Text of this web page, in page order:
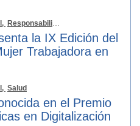
Responsabilidad Social
la IX Edición del
Trabajadora en
Salud
en el Premio
en Digitalización